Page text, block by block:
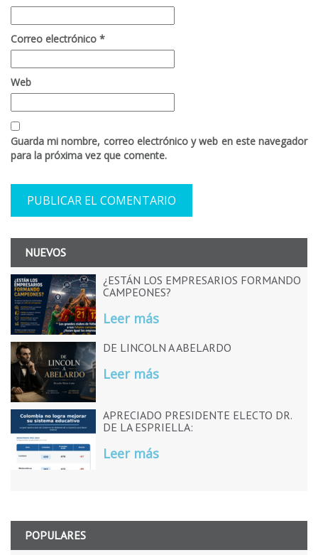
Correo electrónico *
Web
Guarda mi nombre, correo electrónico y web en este navegador
para la próxima vez que comente.
NUEVOS
¿ESTÁN LOS EMPRESARIOS FORMANDO
CAMPEONES?
Leer más
DE LINCOLN A ABELARDO
Leer más
APRECIADO PRESIDENTE ELECTO DR.
DE LA ESPRIELLA:
Leer más
POPULARES